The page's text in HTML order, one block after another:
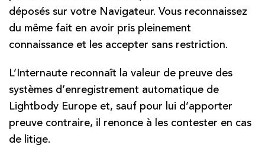
déposés sur votre Navigateur. Vous reconnaissez
du même fait en avoir pris pleinement
connaissance et les accepter sans restriction.
L’Internaute reconnaît la valeur de preuve des
systèmes d’enregistrement automatique de
Lightbody Europe et, sauf pour lui d’apporter
preuve contraire, il renonce à les contester en cas
de litige.